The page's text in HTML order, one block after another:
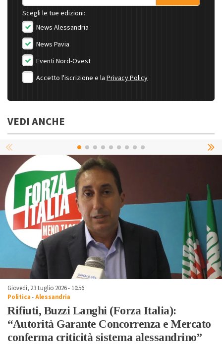
Scegli le tue edizioni:
News Alessandria
News Pavia
Eventi Nord-Ovest
Accetto l'iscrizione e la Privacy Policy
VEDI ANCHE
Giovedì, 23 Luglio 2026 - 10:56
Politica-Alessandria
Rifiuti, Buzzi Langhi (Forza Italia):
“Autorità Garante Concorrenza e Mercato
conferma criticità sistema alessandrino”